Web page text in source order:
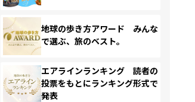
地球の歩き方アワード みんな
で選ぶ、旅のベスト。
エアラインランキング 読者の
投票をもとにランキング形式で
発表